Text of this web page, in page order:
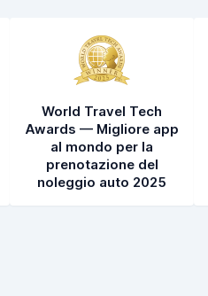
World Travel Tech
Awards — Migliore app
al mondo per la
prenotazione del
noleggio auto 2025